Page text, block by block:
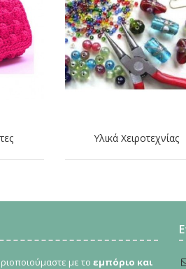
Υλικά Χειροτεχνίας
με το εμπόριο και